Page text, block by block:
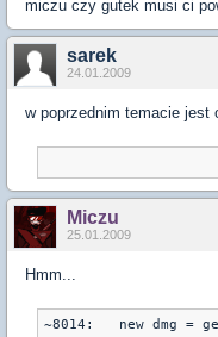
miczu czy gutek musi ci
sarek
24.01.2009
w poprzednim temacie jest
Miczu
25.01.2009
Hmm...
~8014:   new dmg =